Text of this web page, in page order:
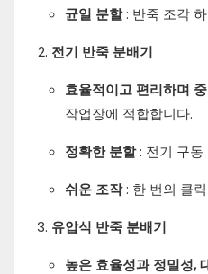
균일 분할: 반죽 조각
전기 반죽 분배기
효율적이고 편리하며
작업장에 적합합니다.
정확한 분할: 전기 구
쉬운 조작: 한 번의 클
유압식 반죽 분배기
높은 효율성과 정밀성,